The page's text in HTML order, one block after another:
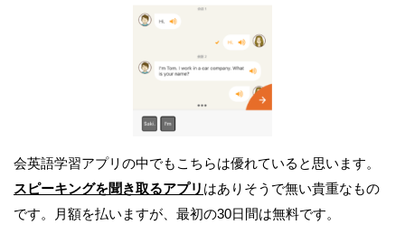
会英語学習アプリの中でもこちらは優れていると思います。
スピーキングを聞き取るアプリ はありそうで無い貴重なもの
です。月額を払いますが、最初の30日間は無料です。